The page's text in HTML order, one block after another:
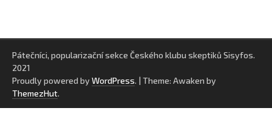
Pátečníci, popularizační sekce Českého klubu skeptiků Sisyfos.
2021
Proudly powered by WordPress. | Theme: Awaken by
ThemezHut.